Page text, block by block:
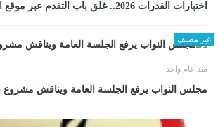
اختبارات القدرات 2026.. غلق باب التقدم عبر موقع التنسيق 6 أغسطس
غير مصنف
منذ عام واحد
مجلس النواب يرفع الجلسة العامة ويناقش مشروع